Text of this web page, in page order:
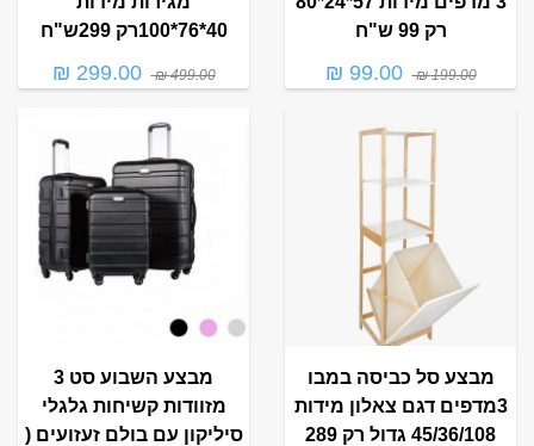
רק 99 ש"ח
199.00 ₪
99.00 ₪
40*76*100רק 299ש"ח
499.00 ₪
299.00 ₪
מבצע סל כביסה במבו
3מדפים דגם צאלון מידות
45/36/108 גדול רק 289
מבצע השבוע סט 3
מזוודות קשיחות גלגלי
סיליקון עם בולם זעזועים (